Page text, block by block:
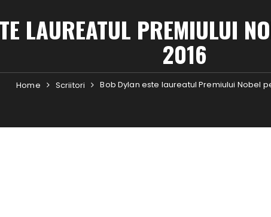
LAUREATUL PREMIULUI
2016
Home Scriitori Bob Dylan este laureatul Premiului Nobel